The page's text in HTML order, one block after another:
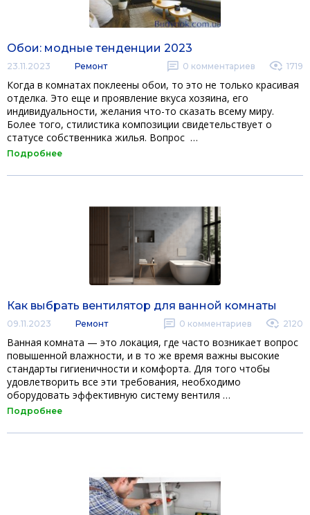
Обои: модные тенденции 2023
23.11.2023 Ремонт 0 комментариев 1719
Когда в комнатах поклеены обои, то это не только красивая
отделка. Это еще и проявление вкуса хозяина, его
индивидуальности, желания что-то сказать всему миру.
Более того, стилистика композиции свидетельствует о
статусе собственника жилья. Вопрос …
Подробнее
Как выбрать вентилятор для ванной комнаты
09.11.2023 Ремонт 0 комментариев 2120
Ванная комната — это локация, где часто возникает вопрос
повышенной влажности, и в то же время важны высокие
стандарты гигиеничности и комфорта. Для того чтобы
удовлетворить все эти требования, необходимо
оборудовать эффективную систему вентиля …
Подробнее